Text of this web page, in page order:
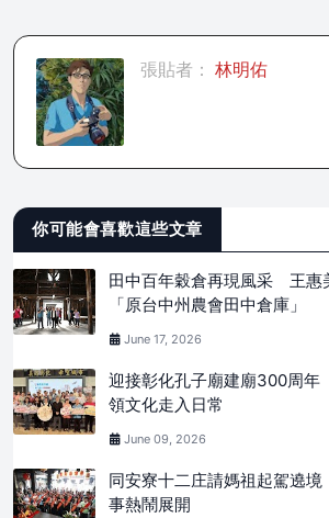
張貼者： 林明佑
你可能會喜歡這些文章
田中百年穀倉再現風采 王惠
「原台中州農會田中倉庫」
June 17, 2026
迎接彰化孔子廟建廟300周
領文化走入日常
June 09, 2026
同安寮十二庄請媽祖起駕遶
事熱鬧展開